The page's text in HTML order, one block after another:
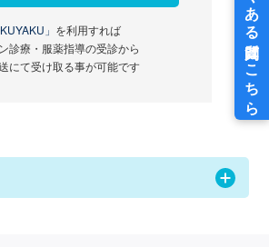
」 を利用すれば
診療・服薬指導の受診から
にて受け取る事が可能です